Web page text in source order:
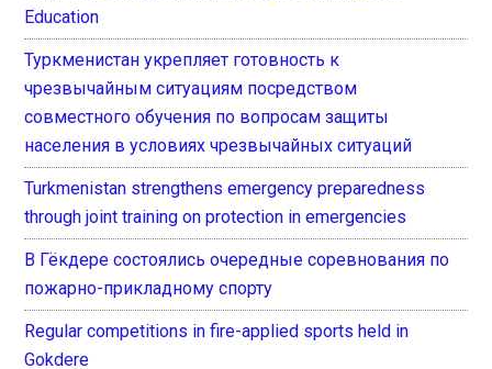
Education
Туркменистан укрепляет готовность к
чрезвычайным ситуациям посредством
совместного обучения по вопросам защиты
населения в условиях чрезвычайных ситуаций
Turkmenistan strengthens emergency preparedness
through joint training on protection in emergencies
В Гёкдере состоялись очередные соревнования по
пожарно-прикладному спорту
Regular competitions in fire-applied sports held in
Gokdere